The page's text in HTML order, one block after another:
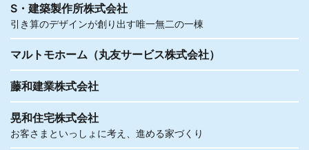
S・建築製作所株式会社
引き算のデザインが創り出す唯一無二の一棟
マルトモホーム（丸友サービス株式会社）
藤和建業株式会社
晃和住宅株式会社
お客さまといっしょに考え、進める家づくり